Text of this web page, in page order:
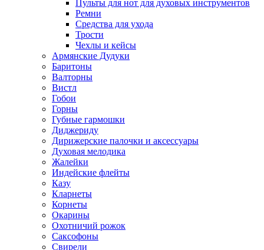
Пульты для нот для духовых инструментов
Ремни
Средства для ухода
Трости
Чехлы и кейсы
Армянские Дудуки
Баритоны
Валторны
Вистл
Гобои
Горны
Губные гармошки
Диджериду
Дирижерские палочки и аксессуары
Духовая мелодика
Жалейки
Индейские флейты
Казу
Кларнеты
Корнеты
Окарины
Охотничий рожок
Саксофоны
Свирели